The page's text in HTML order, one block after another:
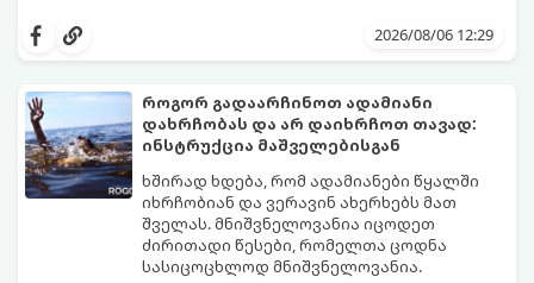
სპრეი და შხამქიმიკატი იყიდება, თუმცა
სახლში პატარა ბავშვები ან შინაური
ცხოველები არიან.
მარტივი, უსაფრთხო და იაფი
ჭიანჭველების მთელ კოლონიას სულ
რამდენიმე დღეში დაამარცხებთ.
გთავაზობთ ეფექტური ხაფანგის
მომზადების რეცეპტს:
2026/08/06 12:29
როგორ გადაარჩინოთ ადამიანი
დახრჩობას და არ დაიხრჩოთ თავად:
ინსტრუქცია მაშველებისგან
ხშირად ხდება, რომ ადამიანები წყალში
იხრჩობიან და ვერავინ ახერხებს მათ
შველას. მნიშვნელოვანია იცოდეთ
ძირითადი წესები, რომელთა ცოდნა
სასიცოცხლოდ მნიშვნელოვანია.